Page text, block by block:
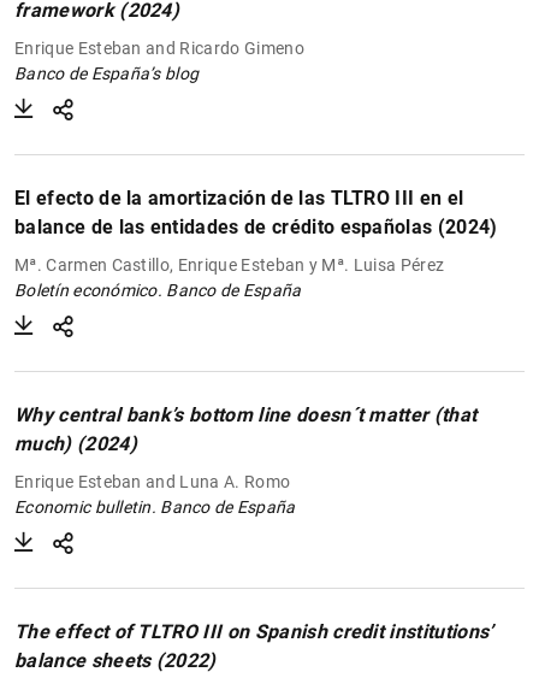
framework (2024)
Enrique Esteban and Ricardo Gimeno
Banco de España’s blog
El efecto de la amortización de las TLTRO III en el
balance de las entidades de crédito españolas (2024)
Mª. Carmen Castillo, Enrique Esteban y Mª. Luisa Pérez
Boletín económico. Banco de España
Why central bank’s bottom line doesn´t matter (that
much) (2024)
Enrique Esteban and Luna A. Romo
Economic bulletin. Banco de España
The effect of TLTRO III on Spanish credit institutions’
balance sheets (2022)